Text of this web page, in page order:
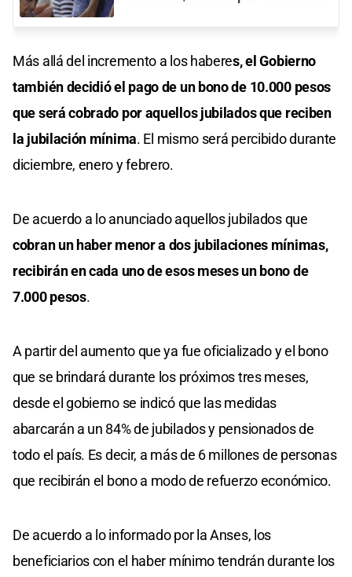
Más allá del incremento a los haberes, el Gobierno
también decidió el pago de un bono de 10.000 pesos
que será cobrado por aquellos jubilados que reciben
la jubilación mínima. El mismo será percibido durante
diciembre, enero y febrero.
De acuerdo a lo anunciado aquellos jubilados que
cobran un haber menor a dos jubilaciones mínimas,
recibirán en cada uno de esos meses un bono de
7.000 pesos.
A partir del aumento que ya fue oficializado y el bono
que se brindará durante los próximos tres meses,
desde el gobierno se indicó que las medidas
abarcarán a un 84% de jubilados y pensionados de
todo el país. Es decir, a más de 6 millones de personas
que recibirán el bono a modo de refuerzo económico.
De acuerdo a lo informado por la Anses, los
beneficiarios con el haber mínimo tendrán durante los